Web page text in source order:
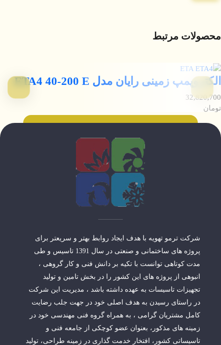
محصولات مرتبط
الکتروپمپ زمینی رایان مدل ETA4 40-200 E
32,820,700
تومان
شرکت ترمو تهویه با هدف ایجاد روابط بهتر و سریعتر برای
پروژه های ساختمانی و صنعتی در سال 1391 تاسیس و طی
مدت کوتاهی توانست با تکیه بر دانش فنی و کار گروهی ،
انبوهی از پروژه های این کشور را در بخش تامین و تولید
تجهیزات تاسیسات به عهده داشته باشد ، مدیریت این شرکت
در راستای رسیدن به هدف اصلی خود در جهت جلب رضایت
کامل مشتریان گرامی ، به همراه گروه فنی مهندسی خود در
زمینه های مذکور، بعنوان عضو کوچکی از جامعه فنی و
تاسیساتی کشور، افتخار خدمت گذاری در زمینه طراحی، تولید